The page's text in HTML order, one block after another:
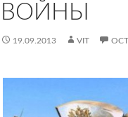
ВОЙНЫ
19.09.2013 VIT